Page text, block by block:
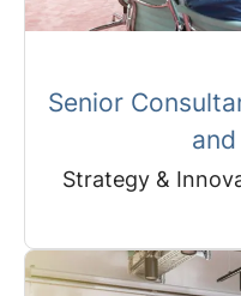
Senior
Strategy &